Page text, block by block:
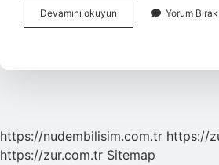
Devamını okuyun İNgilterede
Kahvaltıda
Yorum Bırak
https://nudembilisim.com.tr https://
https://zur.com.tr Sitemap